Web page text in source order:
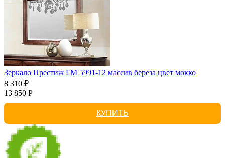
Зеркало Престиж ГМ 5991-12 массив береза цвет мокко
8 310 ₽
13 850 Р
КУПИТЬ